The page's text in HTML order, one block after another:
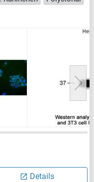
Details